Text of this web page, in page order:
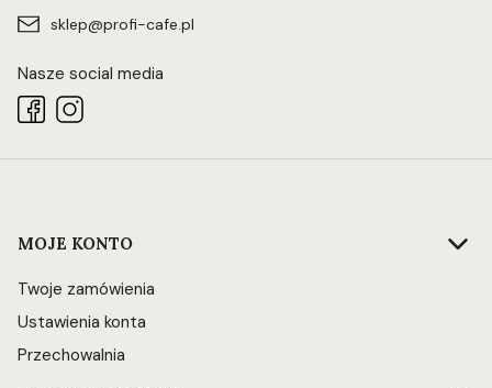
sklep@profi-cafe.pl
Nasze social media
Linki w stopce
MOJE KONTO
Twoje zamówienia
Ustawienia konta
Przechowalnia